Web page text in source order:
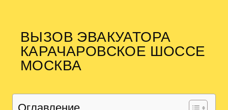
ВЫЗОВ ЭВАКУАТОРА
КАРАЧАРОВСКОЕ ШОССЕ
МОСКВА
Оглавление